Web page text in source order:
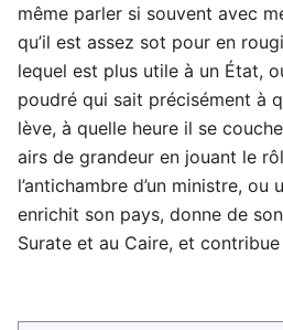
même parler si souvent avec
qu’il est assez sot pour en
lequel est plus utile à un État,
poudré qui sait précisément à
lève, à quelle heure il se
airs de grandeur en jouant le
l’antichambre d’un ministre, ou
enrichit son pays, donne de
Surate et au Caire, et